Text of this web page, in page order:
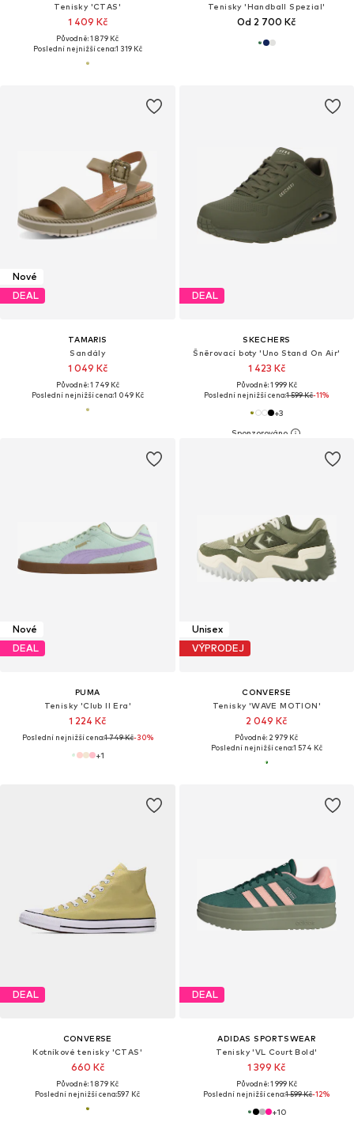
Tenisky 'CTAS'
1 409 Kč
Původně: 1 879 Kč
Poslední nejnižší cena:1 319 Kč
Tenisky 'Handball Spezial'
Od 2 700 Kč
Nové
DEAL
TAMARIS
Sandály
1 049 Kč
Původně: 1 749 Kč
Poslední nejnižší cena:1 049 Kč
DEAL
SKECHERS
Šněrovací boty 'Uno Stand On Air'
1 423 Kč
Původně: 1 999 Kč
Poslední nejnižší cena:1 599 Kč-11%
+3
Nové
DEAL
PUMA
Tenisky 'Club II Era'
1 224 Kč
Poslední nejnižší cena:1 749 Kč-30%
+1
Unisex
VÝPRODEJ
CONVERSE
Tenisky 'WAVE MOTION'
2 049 Kč
Původně: 2 979 Kč
Poslední nejnižší cena:1 574 Kč
DEAL
CONVERSE
Kotníkové tenisky 'CTAS'
660 Kč
Původně: 1 879 Kč
Poslední nejnižší cena:597 Kč
DEAL
ADIDAS SPORTSWEAR
Tenisky 'VL Court Bold'
1 399 Kč
Původně: 1 999 Kč
Poslední nejnižší cena:1 599 Kč-12%
+10